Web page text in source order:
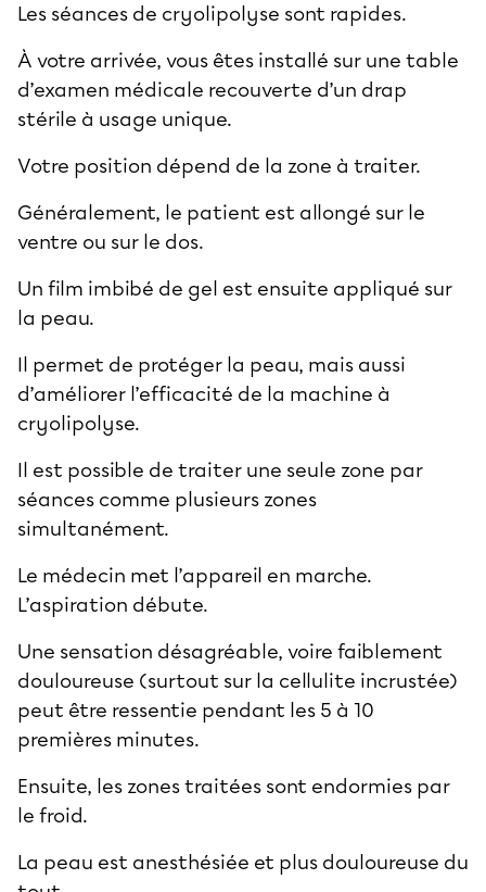
Les séances de cryolipolyse sont rapides.
À votre arrivée, vous êtes installé sur une table
d’examen médicale recouverte d’un drap
stérile à usage unique.
Votre position dépend de la zone à traiter.
Généralement, le patient est allongé sur le
ventre ou sur le dos.
Un film imbibé de gel est ensuite appliqué sur
la peau.
Il permet de protéger la peau, mais aussi
d’améliorer l’efficacité de la machine à
cryolipolyse.
Il est possible de traiter une seule zone par
séances comme plusieurs zones
simultanément.
Le médecin met l’appareil en marche.
L’aspiration débute.
Une sensation désagréable, voire faiblement
douloureuse (surtout sur la cellulite incrustée)
peut être ressentie pendant les 5 à 10
premières minutes.
Ensuite, les zones traitées sont endormies par
le froid.
La peau est anesthésiée et plus douloureuse du